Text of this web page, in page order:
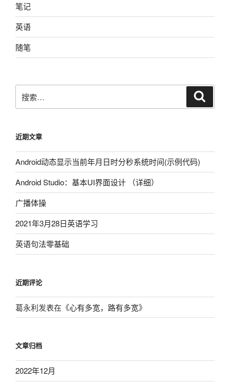
笔记
英语
随笔
搜
索：
近期文章
Android动态显示当前年月日时分秒系统时间(示例代码)
Android Studio：基本UI界面设计 （详细）
广播体操
2021年3月28日英语学习
英语句法零基础
近期评论
葛永利发表在《心有多宽，路有多宽》
文章归档
2022年12月